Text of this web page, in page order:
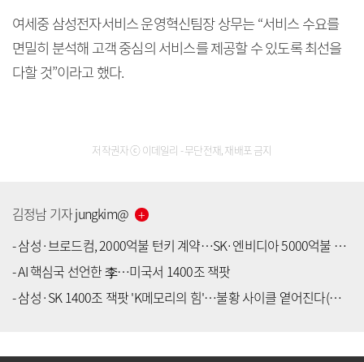
여세중 삼성전자서비스 운영혁신팀장 상무는 “서비스 수요를
면밀히 분석해 고객 중심의 서비스를 제공할 수 있도록 최선을
다할 것”이라고 했다.
저작권자 ⓒ 이데일리 - 무단전재, 재배포 금지
김정남 기자jungkim@
-삼성·브로드컴, 2000억불 턴키 계약…SK·엔비디아 5000억불 인프라 동맹
-AI 핵심국 선언한 李…미국서 1400조 잭팟
-삼성·SK 1400조 잭팟 'K메모리의 힘'…불황 사이클 옅어진다(종합)